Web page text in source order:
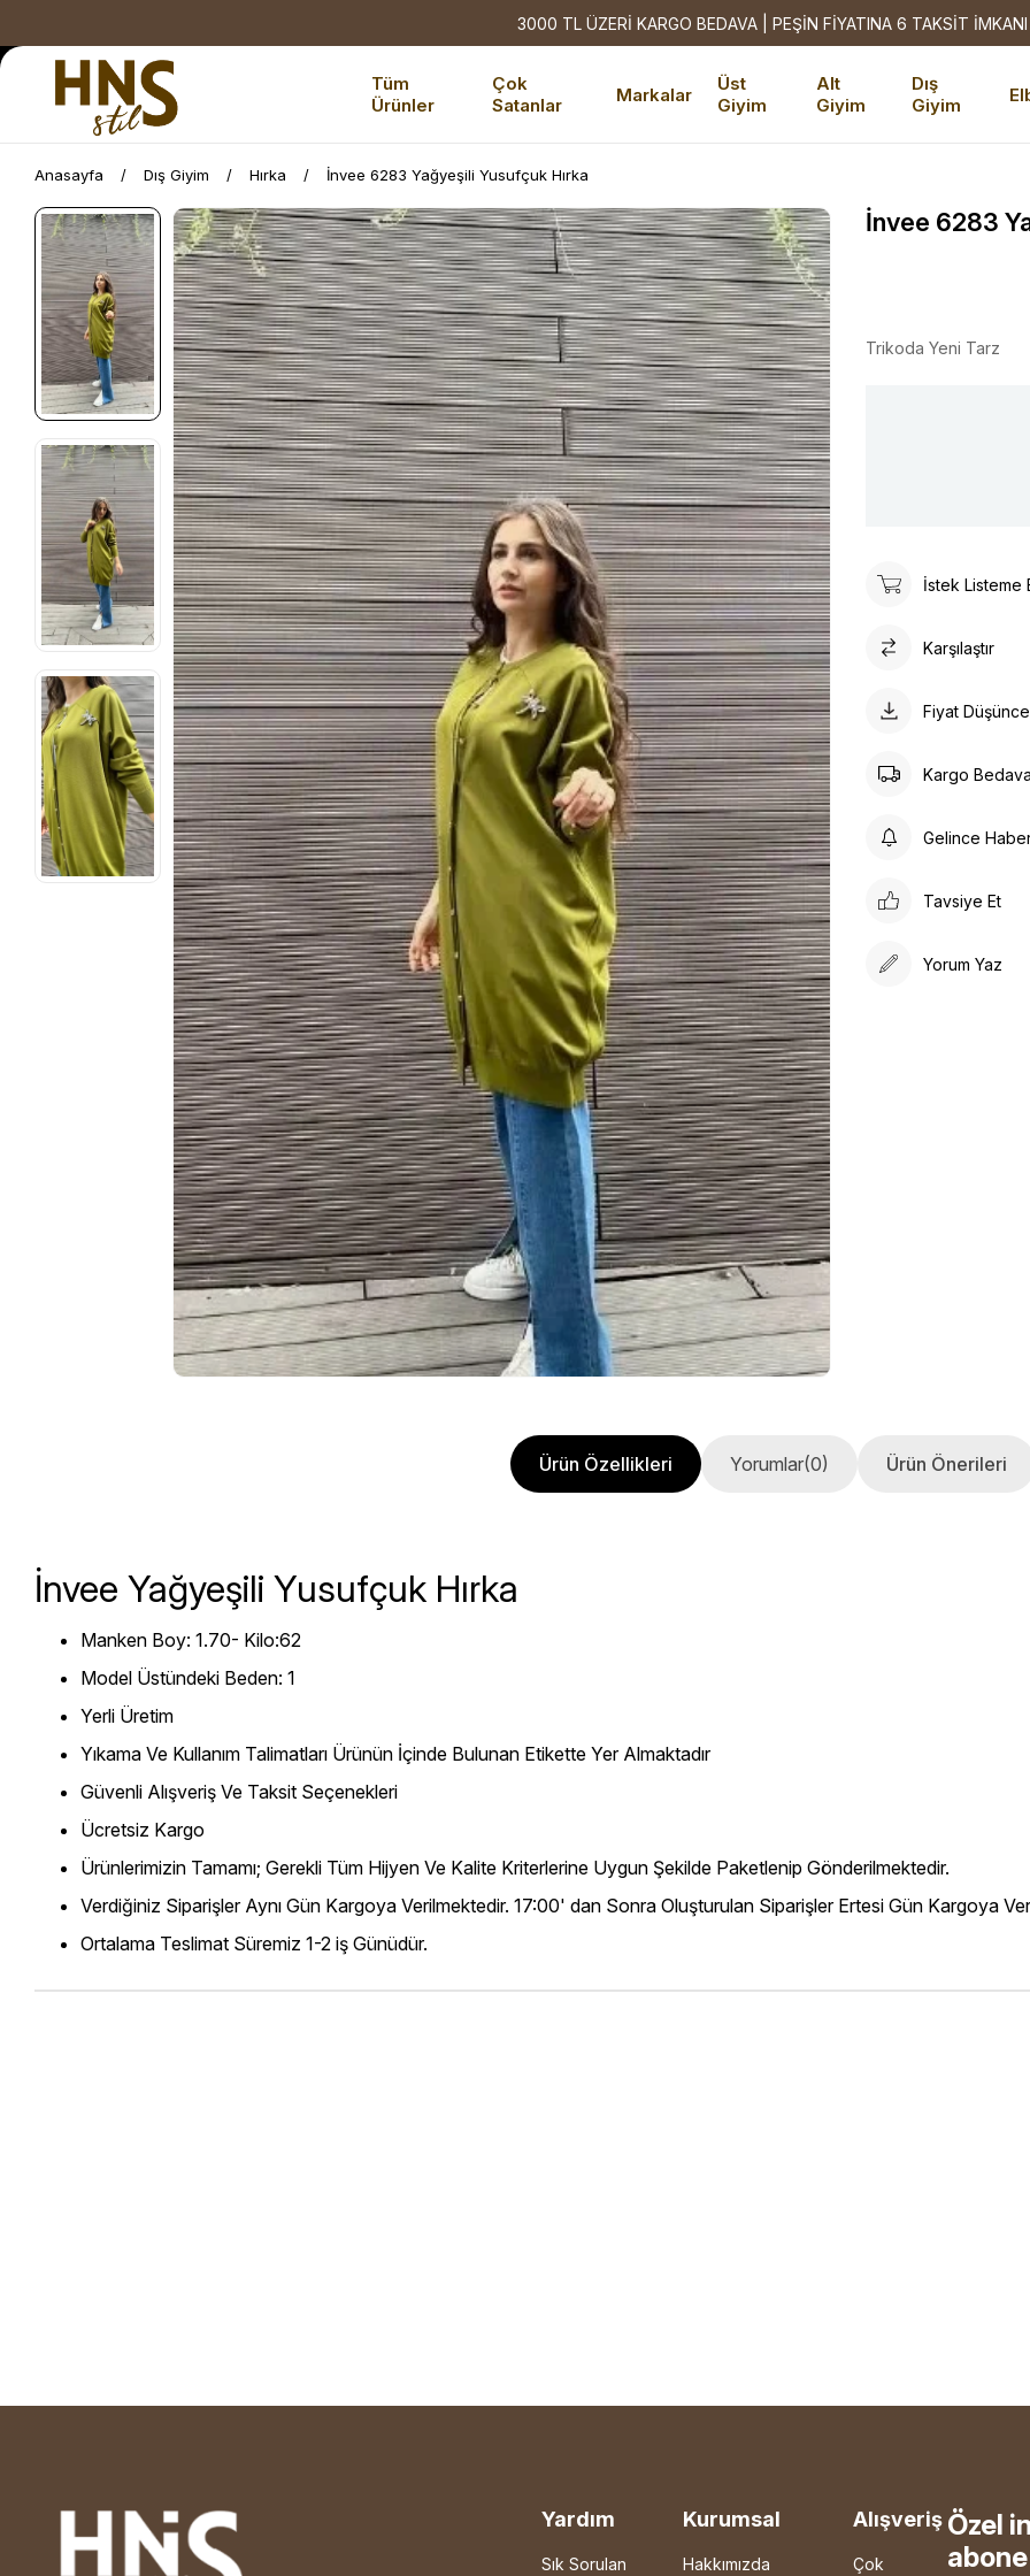
3000 TL ÜZERİ KARGO BEDAVA | PEŞİN FİYATINA 6 TAKSİT İMKANI
Tüm
Ürünler
Çok
Satanlar
Markalar
Üst
Giyim
Alt
Giyim
Dış
Giyim
Anasayfa Dış Giyim Hırka İnvee 6283 Yağyeşili Yusufçuk Hırka
İnvee 6283
Trikoda Yeni Tarz
İstek Listeme
Karşılaştır
Fiyat
Kargo
Gelince
Tavsiye Et
Yorum Yaz
Ürün Özellikleri Yorumlar(0) Ürün Önerileri
İnvee Yağyeşili Yusufçuk Hırka
Manken Boy: 1.70- Kilo:62
Model Üstündeki Beden: 1
Yerli Üretim
Yıkama Ve Kullanım Talimatları Ürünün İçinde Bulunan Etikette Yer Almaktadır
Güvenli Alışveriş Ve Taksit Seçenekleri
Ücretsiz Kargo
Ürünlerimizin Tamamı; Gerekli Tüm Hijyen Ve Kalite Kriterlerine Uygun Şekilde Paketlenip Gönderilmektedir.
Verdiğiniz Siparişler Aynı Gün Kargoya Verilmektedir. 17:00' dan Sonra Oluşturulan Siparişler Ertesi Gün Kargoya
Ortalama Teslimat Süremiz 1-2 iş Günüdür.
Yardım
Sık Sorulan
Kurumsal
Hakkımızda
Alışveriş
Çok
Özel